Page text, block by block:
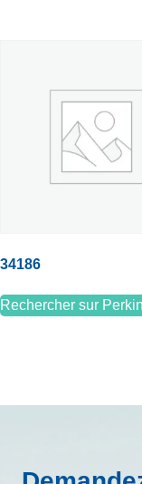
34186
Rechercher sur